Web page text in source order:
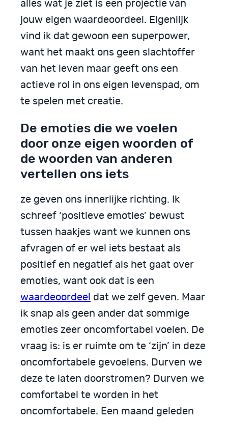
alles wat je ziet is een projectie van
jouw eigen waardeoordeel. Eigenlijk
vind ik dat gewoon een superpower,
want het maakt ons geen slachtoffer
van het leven maar geeft ons een
actieve rol in ons eigen levenspad, om
te spelen met creatie.
De emoties die we voelen
door onze eigen woorden of
de woorden van anderen
vertellen ons iets
ze geven ons innerlijke richting. Ik
schreef ‘positieve emoties’ bewust
tussen haakjes want we kunnen ons
afvragen of er wel iets bestaat als
positief en negatief als het gaat over
emoties, want ook dat is een
waardeoordeel dat we zelf geven. Maar
ik snap als geen ander dat sommige
emoties zeer oncomfortabel voelen. De
vraag is: is er ruimte om te ‘zijn’ in deze
oncomfortabele gevoelens. Durven we
deze te laten doorstromen? Durven we
comfortabel te worden in het
oncomfortabele. Een maand geleden